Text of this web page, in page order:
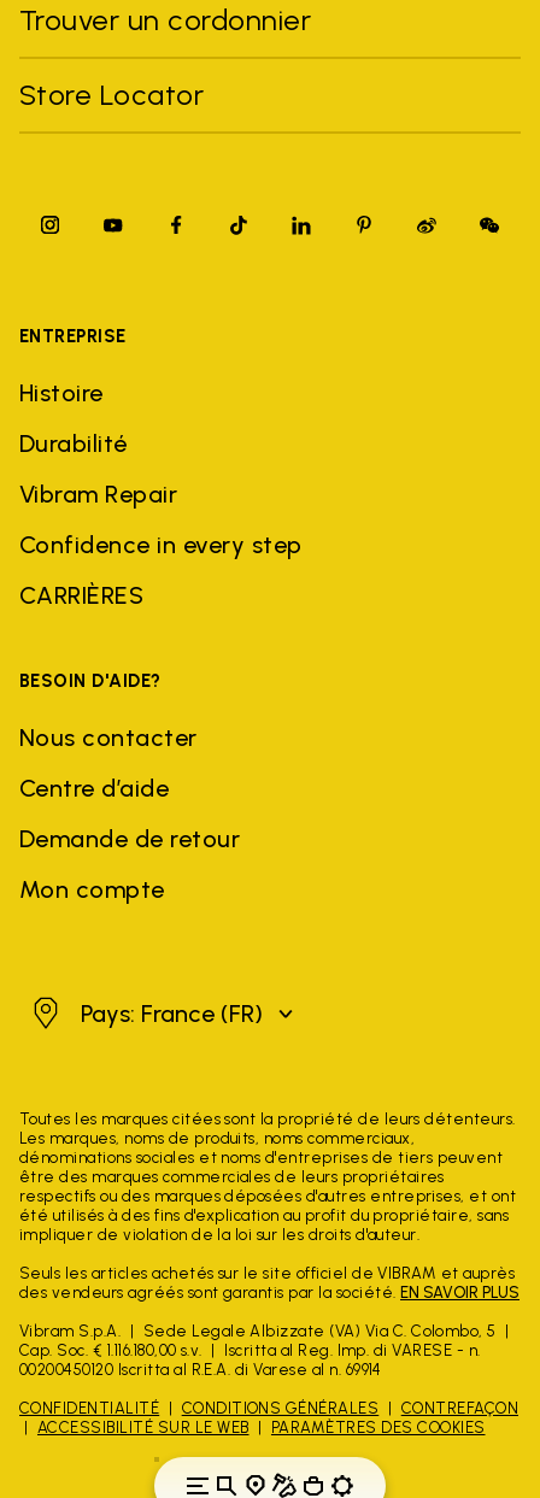
Trouver un cordonnier
Store Locator
ENTREPRISE
Histoire
Durabilité
Vibram Repair
Confidence in every step
CARRIÈRES
BESOIN D'AIDE?
Nous contacter
Centre d’aide
Demande de retour
Mon compte
FrancePays: France (FR)
Toutes les marques citées sont la propriété de leurs détenteurs.
Les marques, noms de produits, noms commerciaux,
dénominations sociales et noms d'entreprises de tiers peuvent
être des marques commerciales de leurs propriétaires
respectifs ou des marques déposées d'autres entreprises, et ont
été utilisés à des fins d'explication au profit du propriétaire, sans
impliquer de violation de la loi sur les droits d'auteur.
Seuls les articles achetés sur le site officiel de VIBRAM et auprès
des vendeurs agréés sont garantis par la société. EN SAVOIR PLUS
Vibram S.p.A.
Sede Legale Albizzate (VA) Via C. Colombo, 5
Cap. Soc. € 1.116.180,00 s.v.
Iscritta al Reg. Imp. di VARESE - n.
00200450120 Iscritta al R.E.A. di Varese al n. 69914
CONFIDENTIALITÉ CONDITIONS GÉNÉRALES
CONTREFAÇON
ACCESSIBILITÉ SUR LE WEB
PARAMÈTRES DES COOKIES